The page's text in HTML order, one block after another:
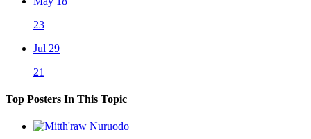
23
Jul 29
21
Top Posters In This Topic